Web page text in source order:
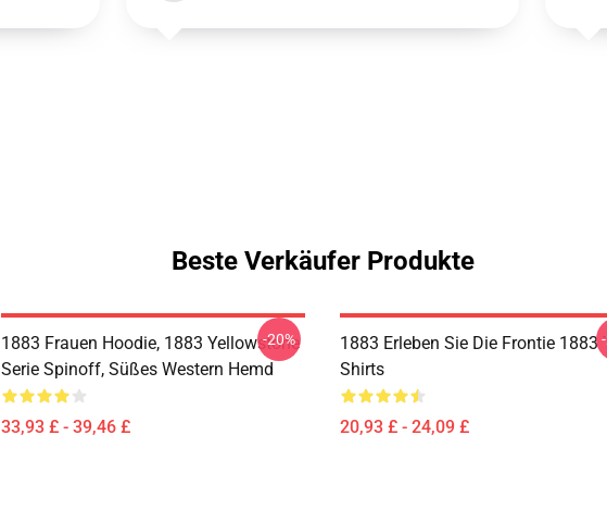
Beste Verkäufer Produkte
1883 Frauen Hoodie, 1883 Yellowstone
Serie Spinoff, Süßes Western Hemd
33,93 £ - 39,46 £
-20%
1883 Erleben Sie Die Frontie 1883
Shirts
20,93 £ - 24,09 £